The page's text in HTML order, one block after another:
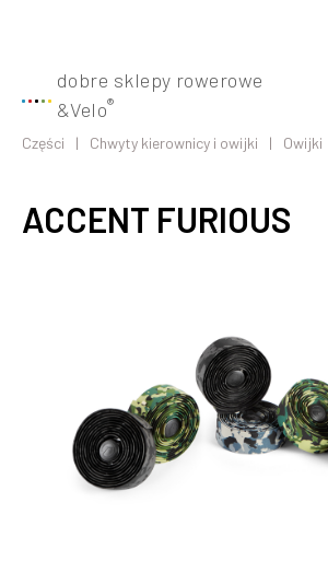
dobre sklepy rowerowe
&Velo®
Części Chwyty kierownicy i owijki Owijki
ACCENT FURIOUS